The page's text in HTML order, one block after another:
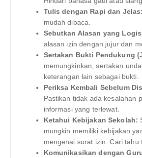
Tulis dengan Rapi dan Jelas:
mudah dibaca.
Sebutkan Alasan yang
alasan izin dengan jujur dan
Sertakan Bukti Pendukung
memungkinkan, sertakan
keterangan lain sebagai bukti.
Periksa Kembali Sebelum
Pastikan tidak ada kesalahan
informasi yang terlewat.
Ketahui Kebijakan Sekolah:
mungkin memiliki kebijakan
mengenai surat izin. Cari tahu
Komunikasikan dengan